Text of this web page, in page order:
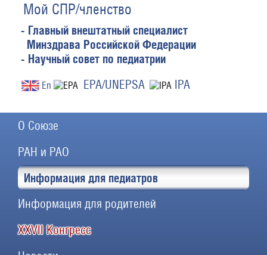
Мой СПР/членство
- Главный внештатный специалист
Минздрава Российской Федерации
- Научный совет по педиатрии
En EPA/UNEPSA IPA
О Союзе
РАН и РАО
Информация для педиатров
Информация для родителей
XXVII Конгресс